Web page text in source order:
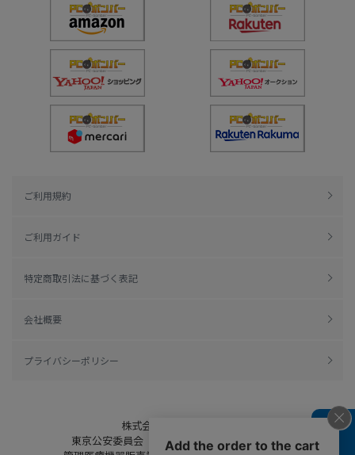
ご利用規約
ご利用ガイド
特定商取引法に基づく表記
会社概要
プライバシーポリシー
株式会社綿半ドットコム
東京公安委員会（許可済み） 306609804230号